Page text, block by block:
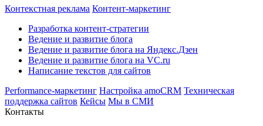
Контекстная реклама Контент-маркетинг
Разработка контент-стратегии
Ведение и развитие блога
Ведение и развитие блога на Яндекс.Дзен
Ведение и развитие блога на VC.ru
Написание текстов для сайтов
Performance-маркетинг Настройка amoCRM Техническая
поддержка сайтов Кейсы Мы в СМИ
Контакты